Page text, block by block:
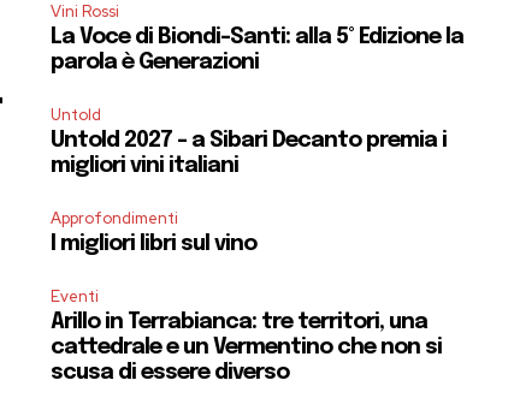
Vini Rossi
La Voce di Biondi-Santi: alla 5° Edizione la
parola è Generazioni
Untold
Untold 2027 – a Sibari Decanto premia i
migliori vini italiani
Approfondimenti
I migliori libri sul vino
Eventi
Arillo in Terrabianca: tre territori, una
cattedrale e un Vermentino che non si
scusa di essere diverso